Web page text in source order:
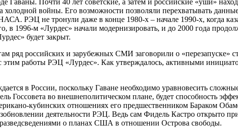
Гаваны. Почти 40 лет советские, а затем и российские «уши»
войны. Его возможности позволяли перехватывать
РЭЦ не тронули даже в конце 1980-х – начале 1990-х, когда
в 1996-м «Лурдес» начали модернизировать, и до 2000 года
будет закрыт.
ряд российских и зарубежных СМИ заговорили о «перезапуске»
работы РЭЦ «Лурдес». Как утверждалось, активными
в России, поскольку Гаване необходимо уравновесить
Госсовета во внешнеполитическом плане, будет способность
кубинских отношениях его предшественником Бараком
деятельности РЭЦ. Ведь сам Фидель Кастро открыто
разведсведениями о планах США в отношении Острова свободы.